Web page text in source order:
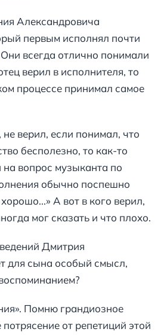
Александровича
первым исполнял почти
всегда отлично понимали
верил в исполнителя, то
процессе принимал самое
верил, если понимал, что
бесполезно, то как-то
вопрос музыканта по
обычно поспешно
А вот в кого верил,
мог сказать и что плохо.
Дмитрия
для сына особый смысл,
Помню грандиозное
от репетиций этой